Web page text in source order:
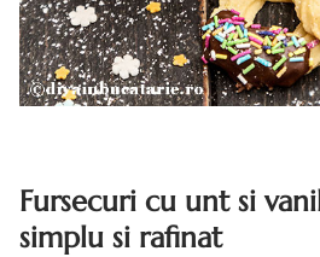
Fursecuri cu unt si
simplu si rafinat